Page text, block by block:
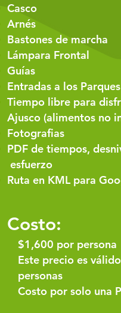
Casco
Arnés
Bastones de marcha
Lámpara Frontal
Guías
Entradas a los Parques
Tiempo libre para
Ajusco (alimentos no
Fotografias
PDF de tiempos,
esfuerzo
Ruta en KML para
Costo:
$1,600 por persona
Este precio es
personas
Costo por solo una